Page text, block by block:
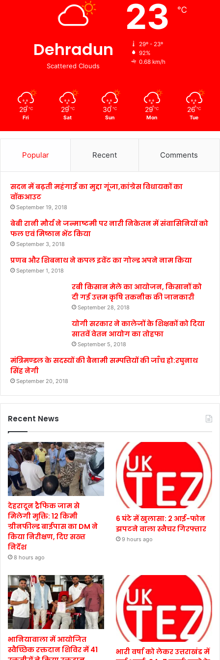
Dehradun
Scattered Clouds
23 ℃
29º - 23º
92%
0.68 km/h
29 ℃
Fri
29 ℃
Sat
30 ℃
Sun
29 ℃
Mon
26 ℃
Tue
Popular Recent Comments
सदन में बढ़ती महंगाई का मुद्दा गूंजा,कांग्रेस विधायकों का
वॉकआउट
September 19, 2018
बेबी रानी मौर्य ने जन्माष्टमी पर नारी निकेतन में संवासिनियों को
फल एवं मिष्ठान भेंट किया
September 3, 2018
प्रणब और शिबनाथ ने कपल इवेंट का गोल्ड अपने नाम किया
September 1, 2018
रबी किसान मेले का आयोजन, किसानों को
दी गई उत्तम कृषि तकनीक की जानकारी
September 28, 2018
योगी सरकार ने कालेजों के शिक्षकों को दिया
सातवें वेतन आयोग का तोहफा
September 5, 2018
मंत्रिमण्डल के सदस्यों की बैनामी सम्पत्तियों की जाँच हो:रघुनाथ
सिंह नेगी
September 20, 2018
Recent News
देहरादून ट्रैफिक जाम से
मिलेगी मुक्ति: 12 किमी
ग्रीनफील्ड बाईपास का DM ने
किया निरीक्षण, दिए सख्त
निर्देश
8 hours ago
6 घंटे में खुलासा: 2 आई-फोन
झपटने वाला स्नैचर गिरफ्तार
9 hours ago
भानियावाला में आयोजित
स्वैच्छिक रक्तदान शिविर में 41
भारी वर्षा को लेकर उत्तराखंड में